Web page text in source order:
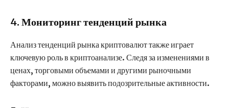
4. Мониторинг тенденций рынка
Анализ тенденций рынка криптовалют также играет
ключевую роль в криптоанализе. Следя за изменениями в
ценах, торговыми объемами и другими рыночными
факторами, можно выявить подозрительные активности.